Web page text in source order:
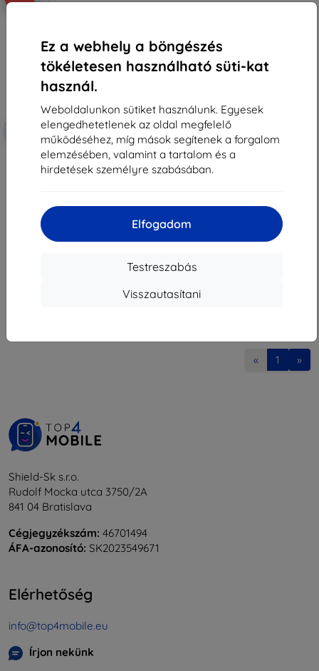
Ez a webhely a böngészés
tökéletesen használható süti-kat
használ.
Weboldalunkon sütiket használunk. Egyesek
elengedhetetlenek az oldal megfelelő
működéséhez, míg mások segítenek a forgalom
elemzésében, valamint a tartalom és a
hirdetések személyre szabásában.
Elfogadom
Testreszabás
Visszautasítani
Kedvezmény
kuponnal
EXTRA10
3MK Lens Protect Nubia Red
Magic 8 Pro/ 8 Pro+/ 8s Pro
kamera lencsevédő 4 db
1 251 Ft
Utolsó darab raktáron
« 1 »
Shield-Sk s.r.o.
Rudolf Mocka utca 3750/2A
841 04 Bratislava
Cégjegyzékszám: 46701494
ÁFA-azonosító: SK2023549671
Elérhetőség
info@top4mobile.eu
Írjon nekünk